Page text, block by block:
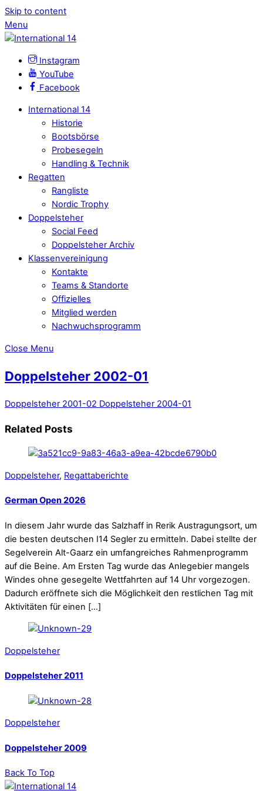
Skip to content
Menu
Instagram
YouTube
Facebook
International 14
Historie
Bootsbörse
Probesegeln
Handling & Technik
Regatten
Rangliste
Nordic Trophy
Doppelsteher
Social Feed
Doppelsteher Archiv
Klassenvereinigung
Kontakte
Teams & Standorte
Offizielles
Mitglied werden
Nachwuchsprogramm
Close Menu
Doppelsteher 2002-01
Doppelsteher 2001-02 Doppelsteher 2004-01
Related Posts
Doppelsteher, Regattaberichte
German Open 2026
In diesem Jahr wurde das Salzhaff in Rerik Austragungsort, um
die besten deutschen I14 Segler zu ermitteln. Dabei stellte der
Segelverein Alt-Gaarz ein umfangreiches Rahmenprogramm
auf die Beine. Am Ersten Tag wurde das Anlegebier mangels
Windes ohne gesegelte Wettfahrten auf 14 Uhr vorgezogen.
Dadurch eröffnete sich die Möglichkeit den restlichen Tag mit
Aktivitäten für einen […]
Doppelsteher
Doppelsteher 2011
Doppelsteher
Doppelsteher 2009
Back To Top